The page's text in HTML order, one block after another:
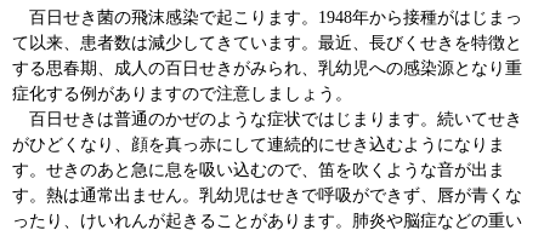
百日せき菌の飛沫感染で起こります。1948年から接種がはじまっ
て以来、患者数は減少してきています。最近、長びくせきを特徴と
する思春期、成人の百日せきがみられ、乳幼児への感染源となり重
症化する例がありますので注意しましょう。
百日せきは普通のかぜのような症状ではじまります。続いてせき
がひどくなり、顔を真っ赤にして連続的にせき込むようになりま
す。せきのあと急に息を吸い込むので、笛を吹くような音が出ま
す。熱は通常出ません。乳幼児はせきで呼吸ができず、唇が青くな
ったり、けいれんが起きることがあります。肺炎や脳症などの重い